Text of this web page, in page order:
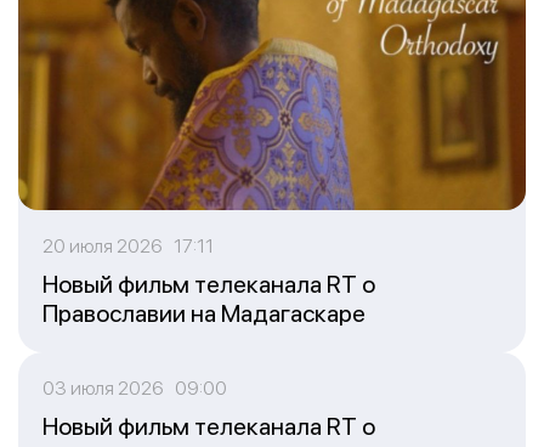
20 июля 2026 17:11
Новый фильм телеканала RT о
Православии на Мадагаскаре
03 июля 2026 09:00
Новый фильм телеканала RT о